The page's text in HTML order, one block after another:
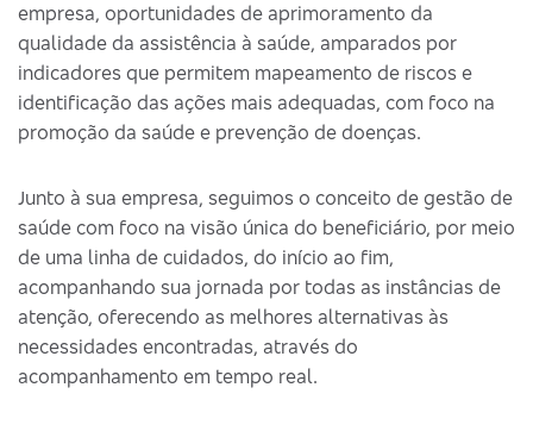
empresa, oportunidades de aprimoramento da
qualidade da assistência à saúde, amparados por
indicadores que permitem mapeamento de riscos e
identificação das ações mais adequadas, com foco na
promoção da saúde e prevenção de doenças.
Junto à sua empresa, seguimos o conceito de gestão de
saúde com foco na visão única do beneficiário, por meio
de uma linha de cuidados, do início ao fim,
acompanhando sua jornada por todas as instâncias de
atenção, oferecendo as melhores alternativas às
necessidades encontradas, através do
acompanhamento em tempo real.